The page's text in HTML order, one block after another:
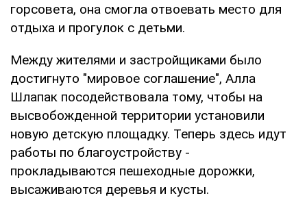
горсовета, она смогла отвоевать место для
отдыха и прогулок с детьми.
Между жителями и застройщиками было
достигнуто "мировое соглашение", Алла
Шлапак посодействовала тому, чтобы на
высвобожденной территории установили
новую детскую площадку. Теперь здесь идут
работы по благоустройству -
прокладываются пешеходные дорожки,
высаживаются деревья и кусты.